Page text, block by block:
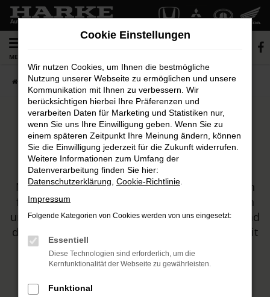
Zum
Hauptinhalt
springen
MENÜ
Startseite Automobile Fahrzeugmarkt
Unser Fahrzeugbestand
HARKE MOTORS ist Ihr Autohaus, sowohl für
Neuwagen von Honda und Mitsubishi, als auch
für Tageszulassungen und Gebrauchtwagen. In
unserem Sortiment werden Sie sicher fündig und
dürfen sich zudem auf erstklassige Beratung mit
viel Leidenschaft freuen.
Cookie Einstellungen
Wir nutzen Cookies, um Ihnen die bestmögliche
Nutzung unserer Webseite zu ermöglichen und unsere
Kommunikation mit Ihnen zu verbessern. Wir
berücksichtigen hierbei Ihre Präferenzen und
verarbeiten Daten für Marketing und Statistiken nur,
wenn Sie uns Ihre Einwilligung geben. Wenn Sie zu
einem späteren Zeitpunkt Ihre Meinung ändern, können
Sie die Einwilligung jederzeit für die Zukunft widerrufen.
Weitere Informationen zum Umfang der
Datenverarbeitung finden Sie hier:
Datenschutzerklärung Cookie-Richtlinie
Impressum
Folgende Kategorien von Cookies werden von uns eingesetzt:
Essentiell
Diese Technologien sind erforderlich, um die
Kernfunktionalität der Webseite zu gewährleisten.
Funktional